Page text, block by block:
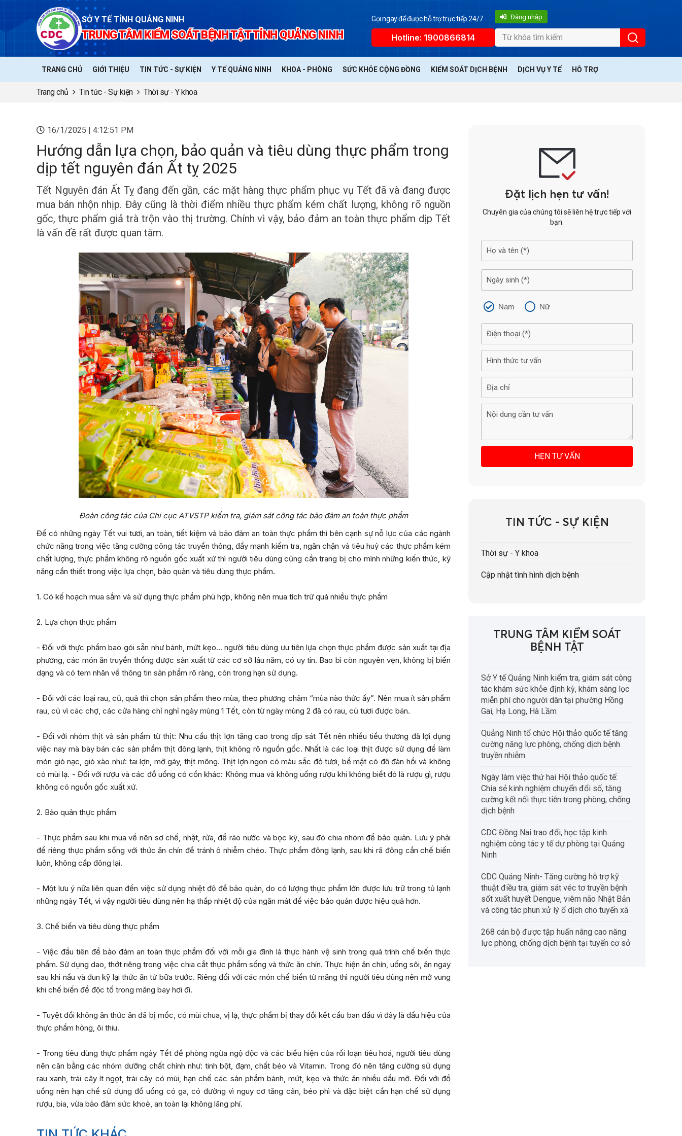
SỞ Y TẾ TỈNH QUẢNG NINH
TRUNG TÂM KIỂM SOÁT BỆNH TẬT TỈNH QUẢNG NINH
Gọi ngay để được hỗ trợ trực tiếp 24/7
Hotline: 1900866814
Đăng nhập
TRANG CHỦ GIỚI THIỆU TIN TỨC - SỰ KIỆN Y TẾ QUẢNG NINH KHOA - PHÒNG SỨC KHỎE CỘNG ĐỒNG KIỂM SOÁT DỊCH BỆNH DỊCH VỤ Y TẾ HỖ TRỢ
Trang chủ Tin tức - Sự kiện Thời sự - Y khoa
16/1/2025 | 4:12:51 PM
Hướng dẫn lựa chọn, bảo quản và tiêu dùng thực phẩm trong
dịp tết nguyên đán Ất tỵ 2025
Tết Nguyên đán Ất Tỵ đang đến gần, các mặt hàng thực phẩm phục vụ Tết đã và đang được
mua bán nhộn nhịp. Đây cũng là thời điểm nhiều thực phẩm kém chất lượng, không rõ nguồn
gốc, thực phẩm giả trà trộn vào thị trường. Chính vì vậy, bảo đảm an toàn thực phẩm dịp Tết
là vấn đề rất được quan tâm.
Đoàn công tác của Chi cục ATVSTP kiểm tra, giám sát công tác bảo đảm an toàn thực phẩm
Để có những ngày Tết vui tươi, an toàn, tiết kiệm và bảo đảm an toàn thực phẩm thì bên cạnh sự nỗ lực của các ngành
chức năng trong việc tăng cường công tác truyền thông, đẩy mạnh kiểm tra, ngăn chặn và tiêu huỷ các thực phẩm kém
chất lượng, thực phẩm không rõ nguồn gốc xuất xứ thì người tiêu dùng cũng cần trang bị cho mình những kiến thức, kỹ
năng cần thiết trong việc lựa chọn, bảo quản và tiêu dùng thực phẩm.
1. Có kế hoạch mua sắm và sử dụng thực phẩm phù hợp, không nên mua tích trữ quá nhiều thực phẩm
2. Lựa chọn thực phẩm
- Đối với thực phẩm bao gói sẵn như bánh, mứt kẹo... người tiêu dùng ưu tiên lựa chọn thực phẩm được sản xuất tại địa
phương, các món ăn truyền thống được sản xuất từ các cơ sở lâu năm, có uy tín. Bao bì còn nguyên vẹn, không bị biến
dạng và có tem nhãn về thông tin sản phẩm rõ ràng, còn trong hạn sử dụng.
- Đối với các loại rau, củ, quả thì chọn sản phẩm theo mùa, theo phương châm “mùa nào thức ấy”. Nên mua ít sản phẩm
rau, củ vì các chợ, các cửa hàng chỉ nghỉ ngày mùng 1 Tết, còn từ ngày mùng 2 đã có rau, củ tươi được bán.
- Đối với nhóm thịt và sản phẩm từ thịt: Nhu cầu thịt lợn tăng cao trong dịp sát Tết nên nhiều tiểu thương đã lợi dụng
việc nay mà bày bán các sản phẩm thịt đông lạnh, thịt không rõ nguồn gốc. Nhất là các loại thịt được sử dụng để làm
món giò nạc, giò xào như: tai lợn, mỡ gáy, thịt mông. Thịt lợn ngon có màu sắc đỏ tươi, bề mặt có độ đàn hồi và không
có mùi lạ. - Đối với rượu và các đồ uống có cồn khác: Không mua và không uống rượu khi không biết đó là rượu gì, rượu
không có nguồn gốc xuất xứ.
2. Bảo quản thực phẩm
- Thực phẩm sau khi mua về nên sơ chế, nhặt, rửa, để ráo nước và bọc kỹ, sau đó chia nhóm để bảo quản. Lưu ý phải
để riêng thực phẩm sống với thức ăn chín để tránh ô nhiễm chéo. Thực phẩm đông lạnh, sau khi rã đông cần chế biến
luôn, không cấp đông lại.
- Một lưu ý nữa liên quan đến việc sử dụng nhiệt độ để bảo quản, do có lượng thực phẩm lớn được lưu trữ trong tủ lạnh
những ngày Tết, vì vậy người tiêu dùng nên hạ thấp nhiệt độ của ngăn mát để việc bảo quản được hiệu quả hơn.
3. Chế biến và tiêu dùng thực phẩm
- Việc đầu tiên để bảo đảm an toàn thực phẩm đối với mỗi gia đình là thực hành vệ sinh trong quá trình chế biến thực
phẩm. Sử dụng dao, thớt riêng trong việc chia cắt thực phẩm sống và thức ăn chín. Thực hiện ăn chín, uống sôi, ăn ngay
sau khi nấu và đun kỹ lại thức ăn từ bữa trước. Riêng đối với các món chế biến từ măng thì người tiêu dùng nên mở vung
khi chế biến để độc tố trong măng bay hơi đi.
- Tuyệt đối không ăn thức ăn đã bị mốc, có mùi chua, vị lạ, thực phẩm bị thay đổi kết cấu ban đầu vì đây là dấu hiệu của
thực phẩm hỏng, ôi thiu.
- Trong tiêu dùng thực phẩm ngày Tết để phòng ngừa ngộ độc và các biểu hiện của rối loạn tiêu hoá, người tiêu dùng
nên cân bằng các nhóm dưỡng chất chính như: tinh bột, đạm, chất béo và Vitamin. Trong đó nên tăng cường sử dụng
rau xanh, trái cây ít ngọt, trái cây có múi, hạn chế các sản phẩm bánh, mứt, kẹo và thức ăn nhiều dầu mỡ. Đối với đồ
uống nên hạn chế sử dụng đồ uống có ga, có đường vì nguy cơ tăng cân, béo phì và đặc biệt cần hạn chế sử dụng
rượu, bia, vừa bảo đảm sức khoẻ, an toàn lại không lãng phí.
Đặt lịch hẹn tư vấn!
Chuyên gia của chúng tôi sẽ liên hệ trực tiếp với
bạn.
Nam Nữ
TIN TỨC - SỰ KIỆN
Thời sự - Y khoa
Cập nhật tình hình dịch bệnh
TRUNG TÂM KIỂM SOÁT
BỆNH TẬT
Sở Y tế Quảng Ninh kiểm tra, giám sát công
tác khám sức khỏe định kỳ, khám sàng lọc
miễn phí cho người dân tại phường Hồng
Gai, Hạ Long, Hà Lầm
Quảng Ninh tổ chức Hội thảo quốc tế tăng
cường năng lực phòng, chống dịch bệnh
truyền nhiễm
Ngày làm việc thứ hai Hội thảo quốc tế:
Chia sẻ kinh nghiệm chuyển đổi số, tăng
cường kết nối thực tiễn trong phòng, chống
dịch bệnh
CDC Đồng Nai trao đổi, học tập kinh
nghiệm công tác y tế dự phòng tại Quảng
Ninh
CDC Quảng Ninh- Tăng cường hỗ trợ kỹ
thuật điều tra, giám sát véc tơ truyền bệnh
sốt xuất huyết Dengue, viêm não Nhật Bản
và công tác phun xử lý ổ dịch cho tuyến xã
268 cán bộ được tập huấn nâng cao năng
lực phòng, chống dịch bệnh tại tuyến cơ sở